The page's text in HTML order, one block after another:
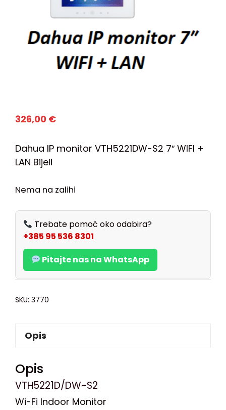
326,00 €
Dahua IP monitor VTH5221DW-S2 7″ WIFI +
LAN Bijeli
Nema na zalihi
Trebate pomoć oko odabira?
+385 95 536 8301
Pitajte nas na WhatsApp
SKU: 3770
Opis
Opis
VTH5221D/DW-S2
Wi-Fi Indoor Monitor